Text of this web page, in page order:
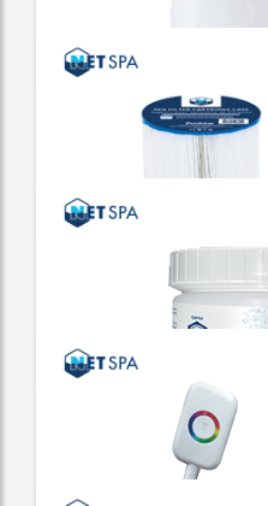
El aspirador
NETSPA
¡Cartuchos y